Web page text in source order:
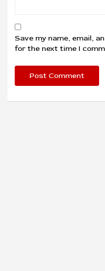
Save my name, email,
for the next time I